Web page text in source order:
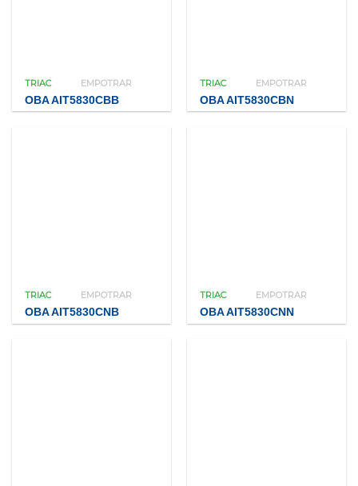
TRIAC EMPOTRAR
OBA AIT5830CBB
TRIAC EMPOTRAR
OBA AIT5830CBN
TRIAC EMPOTRAR
OBA AIT5830CNB
TRIAC EMPOTRAR
OBA AIT5830CNN